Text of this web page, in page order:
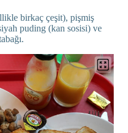
birkaç çeşit), pişmiş
puding (kan sosisi) ve